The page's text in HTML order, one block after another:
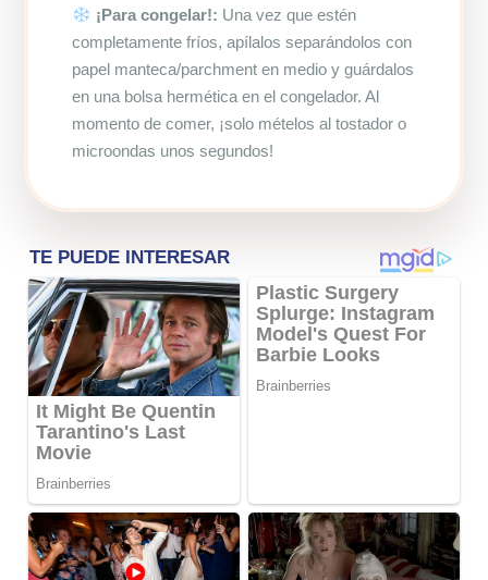
¡Para congelar!: Una vez que estén
completamente fríos, apílalos separándolos con
papel manteca/parchment en medio y guárdalos
en una bolsa hermética en el congelador. Al
momento de comer, ¡solo mételos al tostador o
microondas unos segundos!